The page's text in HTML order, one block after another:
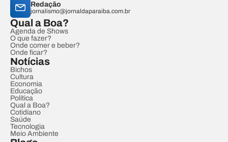
Redação
jornalismo@jornaldaparaiba.com.br
Qual a Boa?
Agenda de Shows
O que fazer?
Onde comer e beber?
Onde ficar?
Notícias
Bichos
Cultura
Economia
Educação
Política
Qual a Boa?
Cotidiano
Saúde
Tecnologia
Meio Ambiente